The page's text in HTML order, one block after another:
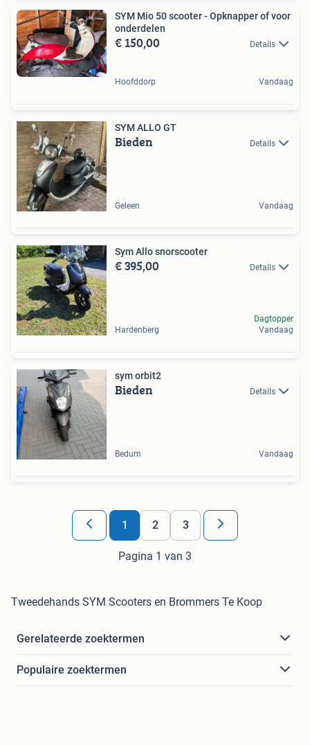
SYM Mio 50 scooter - Opknapper of voor
onderdelen
€ 150,00 Details
Hoofddorp Vandaag
SYM ALLO GT
Bieden Details
Geleen Vandaag
Sym Allo snorscooter
€ 395,00 Details
Hardenberg
Dagtopper
Vandaag
sym orbit2
Bieden Details
Bedum Vandaag
1 2 3
Pagina 1 van 3
Tweedehands SYM Scooters en Brommers Te Koop
Gerelateerde zoektermen
Populaire zoektermen